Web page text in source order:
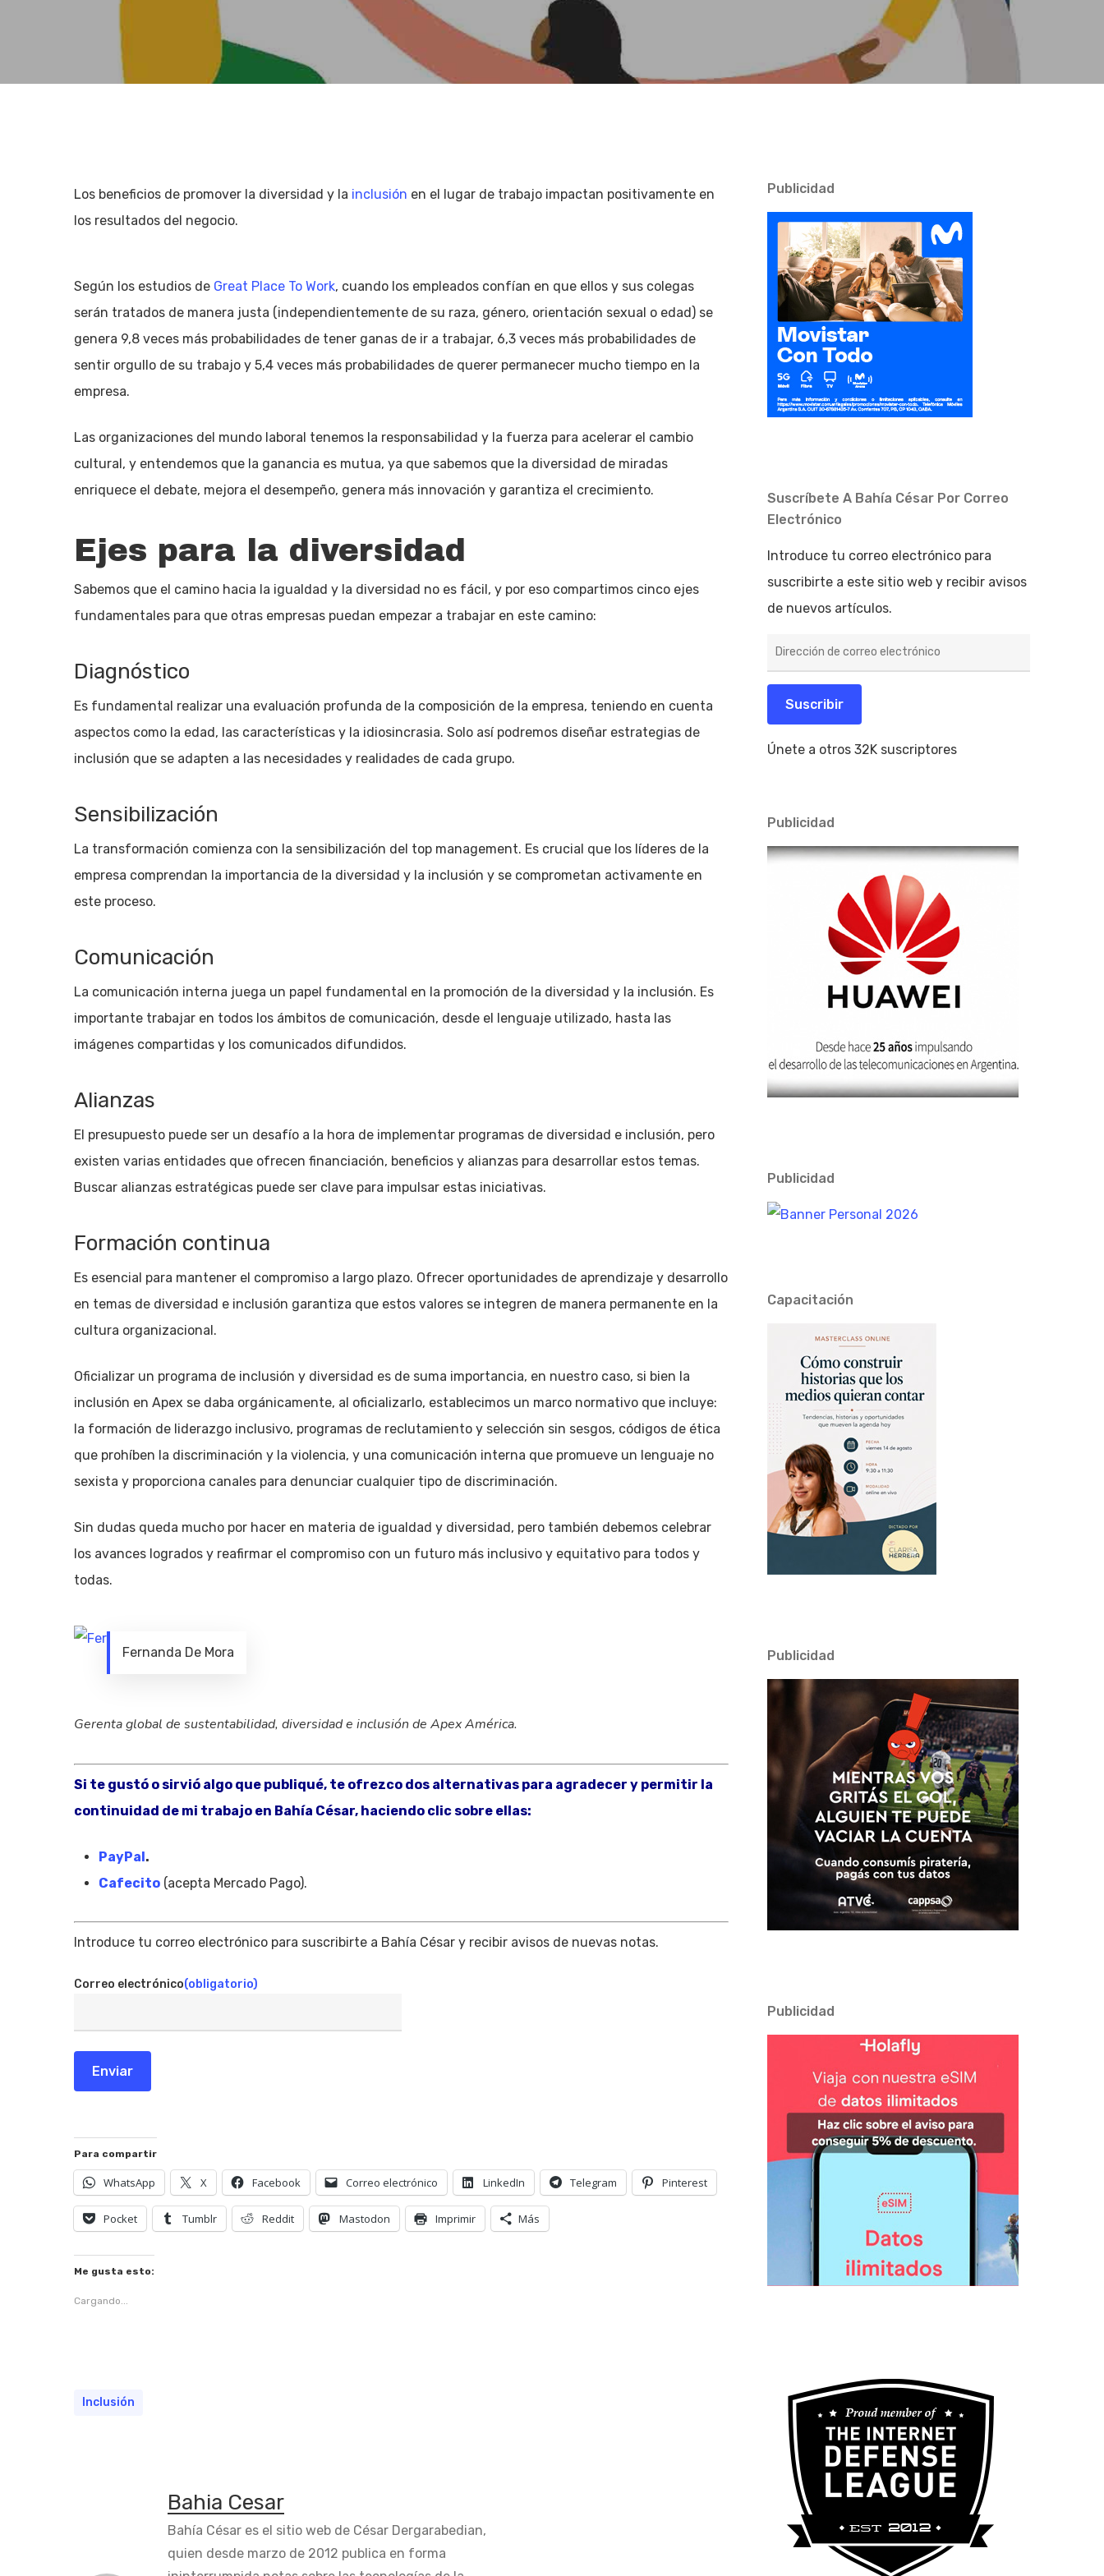
Los beneficios de promover la diversidad y la inclusión en el lugar de trabajo impactan positivamente en
los resultados del negocio.
Según los estudios de Great Place To Work, cuando los empleados confían en que ellos y sus colegas
serán tratados de manera justa (independientemente de su raza, género, orientación sexual o edad) se
genera 9,8 veces más probabilidades de tener ganas de ir a trabajar, 6,3 veces más probabilidades de
sentir orgullo de su trabajo y 5,4 veces más probabilidades de querer permanecer mucho tiempo en la
empresa.
Las organizaciones del mundo laboral tenemos la responsabilidad y la fuerza para acelerar el cambio
cultural, y entendemos que la ganancia es mutua, ya que sabemos que la diversidad de miradas
enriquece el debate, mejora el desempeño, genera más innovación y garantiza el crecimiento.
Ejes para la diversidad
Sabemos que el camino hacia la igualdad y la diversidad no es fácil, y por eso compartimos cinco ejes
fundamentales para que otras empresas puedan empezar a trabajar en este camino:
Diagnóstico
Es fundamental realizar una evaluación profunda de la composición de la empresa, teniendo en cuenta
aspectos como la edad, las características y la idiosincrasia. Solo así podremos diseñar estrategias de
inclusión que se adapten a las necesidades y realidades de cada grupo.
Sensibilización
La transformación comienza con la sensibilización del top management. Es crucial que los líderes de la
empresa comprendan la importancia de la diversidad y la inclusión y se comprometan activamente en
este proceso.
Comunicación
La comunicación interna juega un papel fundamental en la promoción de la diversidad y la inclusión. Es
importante trabajar en todos los ámbitos de comunicación, desde el lenguaje utilizado, hasta las
imágenes compartidas y los comunicados difundidos.
Alianzas
El presupuesto puede ser un desafío a la hora de implementar programas de diversidad e inclusión, pero
existen varias entidades que ofrecen financiación, beneficios y alianzas para desarrollar estos temas.
Buscar alianzas estratégicas puede ser clave para impulsar estas iniciativas.
Formación continua
Es esencial para mantener el compromiso a largo plazo. Ofrecer oportunidades de aprendizaje y desarrollo
en temas de diversidad e inclusión garantiza que estos valores se integren de manera permanente en la
cultura organizacional.
Oficializar un programa de inclusión y diversidad es de suma importancia, en nuestro caso, si bien la
inclusión en Apex se daba orgánicamente, al oficializarlo, establecimos un marco normativo que incluye:
la formación de liderazgo inclusivo, programas de reclutamiento y selección sin sesgos, códigos de ética
que prohíben la discriminación y la violencia, y una comunicación interna que promueve un lenguaje no
sexista y proporciona canales para denunciar cualquier tipo de discriminación.
Sin dudas queda mucho por hacer en materia de igualdad y diversidad, pero también debemos celebrar
los avances logrados y reafirmar el compromiso con un futuro más inclusivo y equitativo para todos y
todas.
Fernanda De Mora
Gerenta global de sustentabilidad, diversidad e inclusión de Apex América.
Si te gustó o sirvió algo que publiqué, te ofrezco dos alternativas para agradecer y permitir la
continuidad de mi trabajo en Bahía César, haciendo clic sobre ellas:
PayPal.
Cafecito (acepta Mercado Pago).
Introduce tu correo electrónico para suscribirte a Bahía César y recibir avisos de nuevas notas.
Correo electrónico(obligatorio)
Enviar
Para compartir
WhatsApp X Facebook Correo electrónico LinkedIn Telegram Pinterest
Pocket Tumblr Reddit Mastodon Imprimir Más
Me gusta esto:
Cargando...
Inclusión
Bahia Cesar
Bahía César es el sitio web de César Dergarabedian,
quien desde marzo de 2012 publica en forma
Publicidad
Suscríbete A Bahía César Por Correo
Electrónico
Introduce tu correo electrónico para
suscribirte a este sitio web y recibir avisos
de nuevos artículos.
de
electrónico
Suscribir
Únete a otros 32K suscriptores
Publicidad
Publicidad
Capacitación
Publicidad
Publicidad